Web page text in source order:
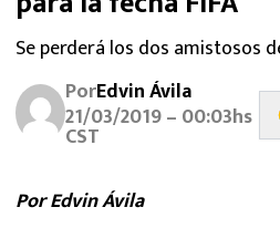
PUMAS
ATLANTE
SELECCIÓN MEXICANA
FUTBOL INTERNACIONAL
Se perderá los dos amistosos
PorEdvin Ávila
21/03/2019 – 00:03hs
CST
Por Edvin Ávila